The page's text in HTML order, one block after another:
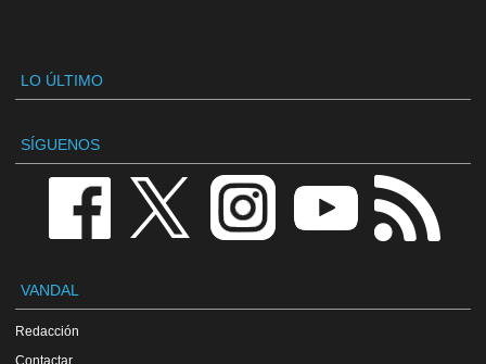
LO ÚLTIMO
SÍGUENOS
VANDAL
Redacción
Contactar